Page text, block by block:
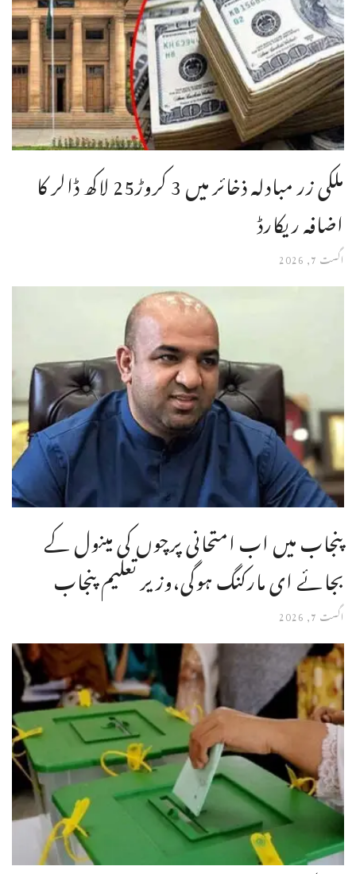
ملکی زر مبادلہ ذخائر میں 3 کروڑ25 لاکھ ڈالر کا
اضافہ ریکارڈ
اگست 7, 2026
پنجاب میں اب امتحانی پرچوں کی مینول کے
بجائے ای مارکنگ ہوگی،وزیر تعلیم پنجاب
اگست 7, 2026